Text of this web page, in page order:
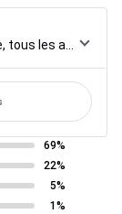
69%
22%
5%
1%